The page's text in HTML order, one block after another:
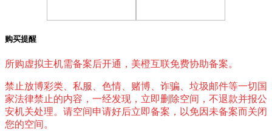
购买提醒
所购虚拟主机需备案后开通，美橙互联免费协助备案。
禁止放博彩类、私服、色情、赌博、诈骗、垃圾邮件等一切国
家法律禁止的内容，一经发现，立即删除空间，不退款并报公
安机关处理。请空间申请好后立即备案，以免因未备案而关闭
您的空间。